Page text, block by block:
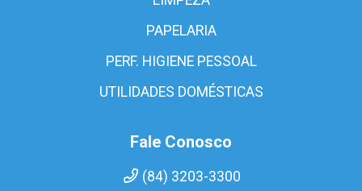
PAPELARIA
PERF. HIGIENE PESSOAL
UTILIDADES DOMÉSTICAS
Fale Conosco
(84) 3203-3300